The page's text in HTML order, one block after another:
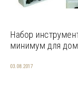
Набор
минимум для
03.08.2017